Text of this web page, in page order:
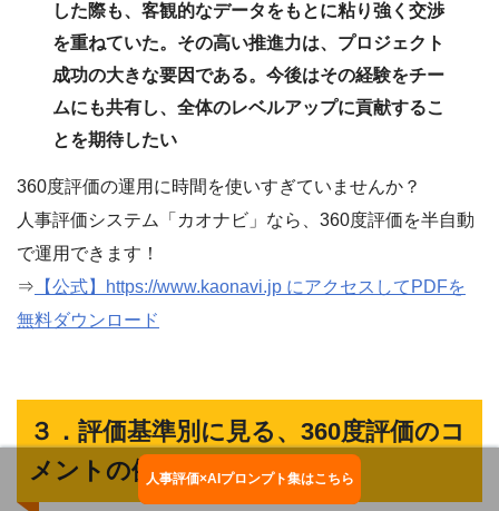
した際も、客観的なデータをもとに粘り強く交渉
を重ねていた。その高い推進力は、プロジェクト
成功の大きな要因である。今後はその経験をチー
ムにも共有し、全体のレベルアップに貢献するこ
とを期待したい
360度評価の運用に時間を使いすぎていませんか？
人事評価システム「カオナビ」なら、360度評価を半自動
で運用できます！
⇒ 【公式】https://www.kaonavi.jp にアクセスしてPDFを
無料ダウンロード
３．評価基準別に見る、360度評価のコ
メントの例文お役立ち資料ダウンロード
人事評価×AIプロンプト集はこちら